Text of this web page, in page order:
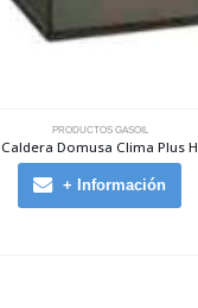
PRODUCTOS GASOIL
Caldera Domusa Clima Plus H
+ Información